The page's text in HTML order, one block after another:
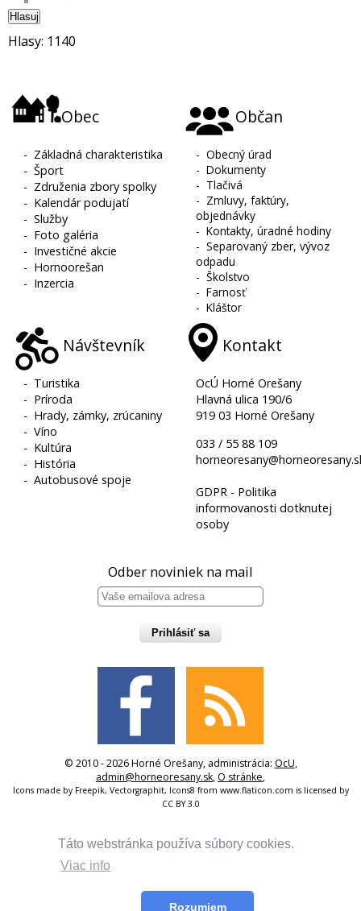
Táto webstránka používa súbory cookies.
Viac info
Rozumiem
Hlasuj
Hlasy: 1140
Obec
- Základná charakteristika
-Šport
- Združenia zbory spolky
- Kalendár podujatí
-Služby
- Foto galéria
- Investičné akcie
- Hornoorešan
- Inzercia
Občan
-Obecný úrad
-Dokumenty
- Tlačivá
- Zmluvy, faktúry,
objednávky
-Kontakty, úradné hodiny
-Separovaný zber, vývoz
odpadu
-Školstvo
-Farnosť
-Kláštor
Návštevník
- Turistika
- Príroda
- Hrady, zámky, zrúcaniny
-Víno
- Kultúra
- História
-Autobusové spoje
Kontakt
OcÚ Horné Orešany
Hlavná ulica 190/6
919 03 Horné Orešany
033 / 55 88 109
GDPR - Politika
informovanosti dotknutej
osoby
Odber noviniek na mail
Prihlásiť sa
© 2010 - 2026 Horné Orešany, administrácia: OcU,
admin@horneoresany.sk, O stránke,
Icons made by Freepik, Vectorgraphit, Icons8 from www.flaticon.com is licensed by
CC BY 3.0